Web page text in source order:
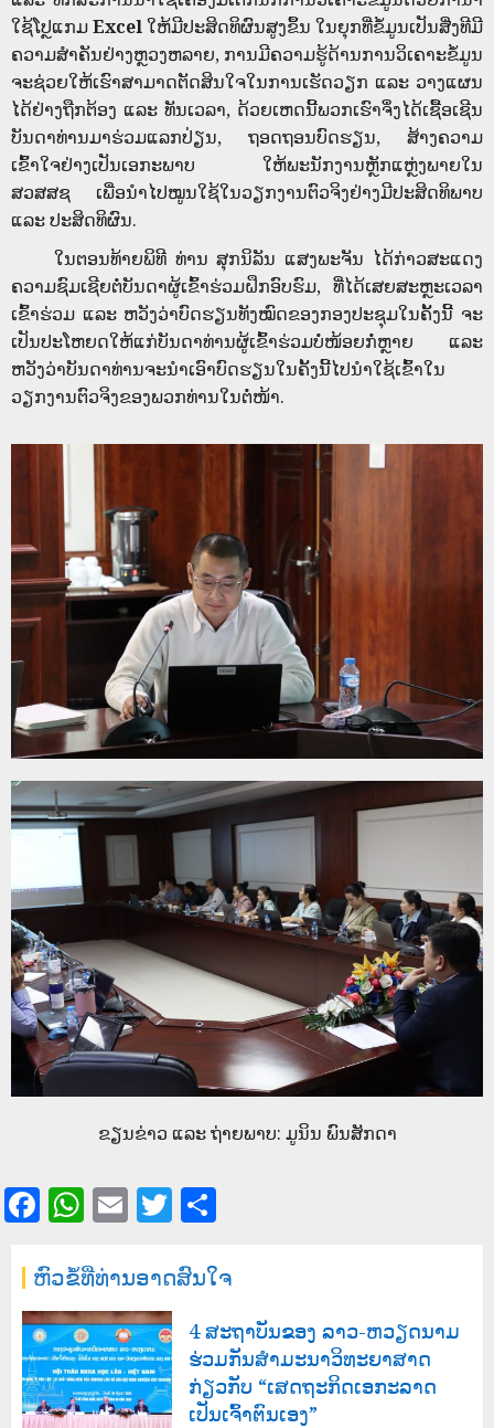
ໃຊ້ໂປຼແກມExcelໃຫ້ມີປະສິດທິຜົນສູງຂຶ້ນ ໃນຍຸກທີ່ຂໍ້ມູນເປັນສີ່ງທີມີ
ຄວາມສໍາຄັນຢ່າງຫຼວງຫລາຍ, ການມີຄວາມຮູ້ດ້ານການວິເຄາະຂໍ້ມູນ
ຈະຊ່ວຍໃຫ້ເຮົາສາມາດຕັດສິນໃຈໃນການເຮັດວຽກ ແລະ ວາງແຜນ
ໄດ້ຢ່າງຖືກຕ້ອງ ແລະ ທັນເວລາ, ດ້ວຍເຫດນີ້ພວກເຮົາຈຶ່ງໄດ້ເຊື້ອເຊີນ
ບັນດາທ່ານມາຮ່ວມແລກປ່ຽນ, ຖອດຖອນບົດຮຽນ, ສ້າງຄວາມ
ເຂົ້າໃຈຢ່າງເປັນເອກະພາບ ໃຫ້ພະນັກງານຫຼັກແຫຼ່ງພາຍໃນ
ສວສສຊ ເພື່ອນໍາໄປໝູນໃຊ້ໃນວຽກງານຕົວຈິງຢ່າງມີປະສິດທິພາບ
ແລະ ປະສິດທິຜົນ.
ໃນຕອນທ້າຍພິທີ ທ່ານ ສຸກນິລັນ ແສງພະຈັນ ໄດ້ກ່າວສະແດງ
ຄວາມຊົມເຊີຍຕໍ່ບັນດາຜູ້ເຂົ້າຮ່ວມຝຶກອົບຮົມ, ທີ່ໄດ້ເສຍສະຫຼະເວລາ
ເຂົ້າຮ່ວມ ແລະ ຫວັງວ່າບົດຮຽນທັງໝົດຂອງກອງປະຊຸມໃນຄັ້ງນີ້ ຈະ
ເປັນປະໂຫຍດໃຫ້ແກ່ບັນດາທ່ານຜູ້ເຂົ້າຮ່ວມບໍ່ໜ້ອຍກໍ່ຫຼາຍ ແລະ
ຫວັງວ່າບັນດາທ່ານຈະນໍາເອົາບົດຮຽນໃນຄັ້ງນີ້ໄປນໍາໃຊ້ເຂົ້າໃນ
ວຽກງານຕົວຈິງຂອງພວກທ່ານໃນຕໍ່ໜ້າ.
ຂຽນຂ່າວ ແລະ ຖ່າຍພາບ: ມູນິນ ພົນສັກດາ
Facebook
WhatsApp
EmailTwitter
ຫົວຂໍ້ທີ່ທ່ານອາດສົນໃຈ
4 ສະຖາບັນຂອງ ລາວ-ຫວຽດນາມ
ຮ່ວມກັນສໍາມະນາວິທະຍາສາດ
ກ່ຽວກັບ “ເສດຖະກິດເອກະລາດ
ເປັນເຈົ້າຕົນເອງ”